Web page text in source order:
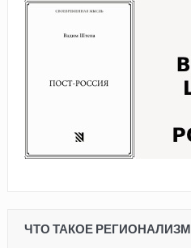
ЧТО ТАКОЕ